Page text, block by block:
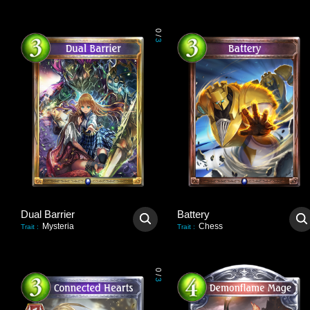
0
/
3
Dual Barrier
Trait : Mysteria
Battery
Trait : Chess
0
/
3